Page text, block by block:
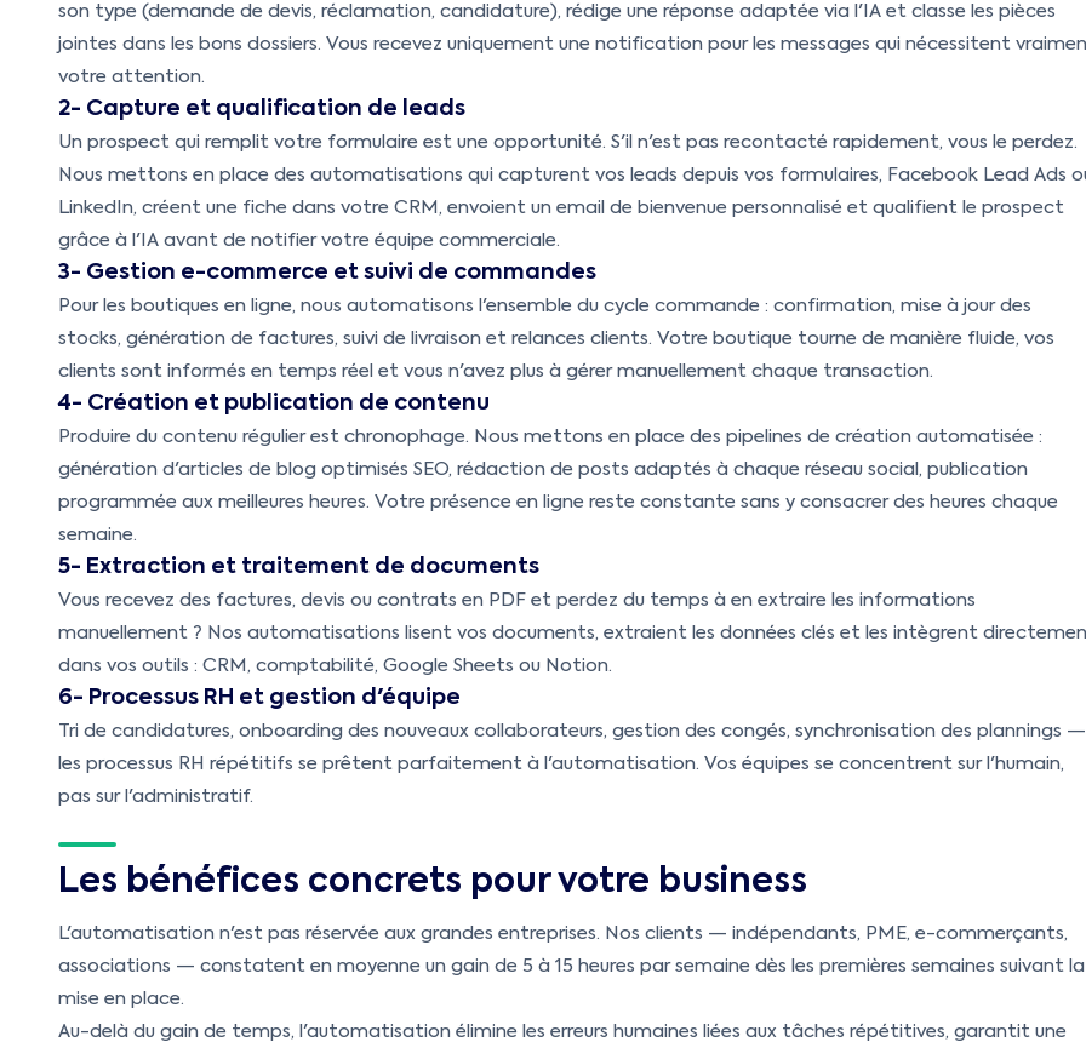
son type (demande de devis, réclamation, candidature), rédige une réponse adaptée via l'IA et classe les pièces
jointes dans les bons dossiers. Vous recevez uniquement une notification pour les messages qui nécessitent
votre attention.
2- Capture et qualification de leads
Un prospect qui remplit votre formulaire est une opportunité. S'il n'est pas recontacté rapidement, vous le perdez.
Nous mettons en place des automatisations qui capturent vos leads depuis vos formulaires, Facebook Lead Ads
LinkedIn, créent une fiche dans votre CRM, envoient un email de bienvenue personnalisé et qualifient le prospect
grâce à l'IA avant de notifier votre équipe commerciale.
3- Gestion e-commerce et suivi de commandes
Pour les boutiques en ligne, nous automatisons l'ensemble du cycle commande : confirmation, mise à jour des
stocks, génération de factures, suivi de livraison et relances clients. Votre boutique tourne de manière fluide, vos
clients sont informés en temps réel et vous n'avez plus à gérer manuellement chaque transaction.
4- Création et publication de contenu
Produire du contenu régulier est chronophage. Nous mettons en place des pipelines de création automatisée :
génération d'articles de blog optimisés SEO, rédaction de posts adaptés à chaque réseau social, publication
programmée aux meilleures heures. Votre présence en ligne reste constante sans y consacrer des heures chaque
semaine.
5- Extraction et traitement de documents
Vous recevez des factures, devis ou contrats en PDF et perdez du temps à en extraire les informations
manuellement ? Nos automatisations lisent vos documents, extraient les données clés et les intègrent
dans vos outils : CRM, comptabilité, Google Sheets ou Notion.
6- Processus RH et gestion d'équipe
Tri de candidatures, onboarding des nouveaux collaborateurs, gestion des congés, synchronisation des plannings —
les processus RH répétitifs se prêtent parfaitement à l'automatisation. Vos équipes se concentrent sur l'humain,
pas sur l'administratif.
Les bénéfices concrets pour votre business
L'automatisation n'est pas réservée aux grandes entreprises. Nos clients — indépendants, PME, e-commerçants,
associations — constatent en moyenne un gain de 5 à 15 heures par semaine dès les premières semaines suivant la
mise en place.
Au-delà du gain de temps, l'automatisation élimine les erreurs humaines liées aux tâches répétitives, garantit une